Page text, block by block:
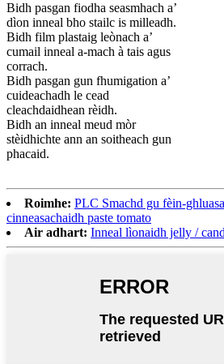
Bidh pasgan fiodha seasmhach a’
dìon inneal bho stailc is milleadh.
Bidh film plastaig leònach a’
cumail inneal a-mach à tais agus
corrach.
Bidh pasgan gun fhumigation a’
cuideachadh le cead
cleachdaidhean rèidh.
Bidh an inneal meud mòr
stèidhichte ann an soitheach gun
phacaid.
Roimhe: PLC Smachd gu fèin-
cinneasachaidh paste tomato
Air adhart: Inneal lìonaidh jelly /